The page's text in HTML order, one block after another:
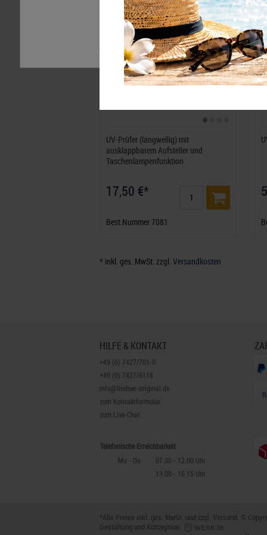
UV-Prüfer (langwellig) mit
ausklappbarem Aufsteller und
Taschenlampenfunktion
17,50 €*
Best.Nummer 7081
* inkl. ges. MwSt. zzgl. Versandkosten
HILFE & KONTAKT
+49 (0) 7427/701-0
+49 (0) 7427/6118
info@lindner-original.de
zum Kontaktformular
zum Live-Chat
Telefonische Erreichbarkeit
Mo - Do
07.30 - 12.00 Uhr
13.00 - 16.15 Uhr
*Alle Preise inkl. ges. MwSt. und zzgl. Versand. ©
Gestaltung und Konzeption:
finden Sie hier:
Daten­schutz­erklärung
Impressum
Essenziell Statistik Externe